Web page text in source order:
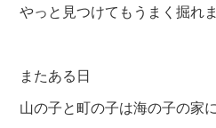
やっと見つけてもうまく掘れま
またある日
山の子と町の子は海の子の家